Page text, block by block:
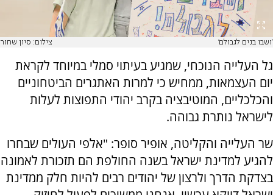
'ושבו בנים לגבולם' צילום: סיון שחור
גל העלייה הנוכחי, שמגיע בעיתוי סמלי במיוחד לקראת
יום העצמאות, ממחיש כי למרות האתגרים הביטחוניים
והכלכליים, המוטיבציה בקרב יהודי התפוצות לעלות
לישראל נותרת גבוהה.
שר העלייה והקליטה, אופיר סופר: "אלפי העולים שבחרו
להגיע למדינת ישראל בשנה החולפת הם תזכורת לאמונה
בצדקת הדרך ולרצון של יהודים רבים להיות חלק ממדינת